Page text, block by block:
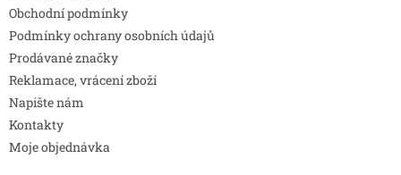
Obchodní podmínky
Podmínky ochrany osobních údajů
Prodávané značky
Reklamace, vrácení zboží
Napište nám
Kontakty
Moje objednávka